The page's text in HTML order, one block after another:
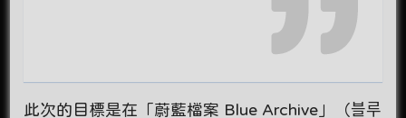
此次的目標是在「蔚藍檔案 Blue Archive」（블루